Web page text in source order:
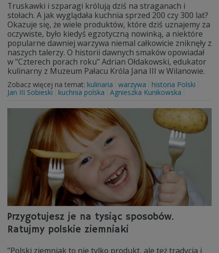
Truskawki i szparagi królują dziś na straganach i
stołach. A jak wyglądała kuchnia sprzed 200 czy 300 lat?
Okazuje się, że wiele produktów, które dziś uznajemy za
oczywiste, było kiedyś egzotyczną nowinką, a niektóre
popularne dawniej warzywa niemal całkowicie zniknęły z
naszych talerzy. O historii dawnych smaków opowiadał
w "Czterech porach roku" Adrian Ołdakowski, edukator
kulinarny z Muzeum Pałacu Króla Jana III w Wilanowie.
Zobacz więcej na temat: kulinaria warzywa
historia Polski
Jan III Sobieski
kuchnia polska Agnieszka Kunikowska
Przygotujesz je na tysiąc sposobów.
Ratujmy polskie ziemniaki
"Polski ziemniak to nie tylko produkt, ale też tradycja i